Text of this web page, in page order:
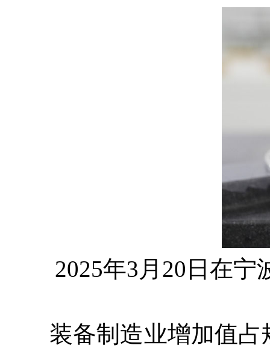
2025年3月20日在
装备制造业增加值